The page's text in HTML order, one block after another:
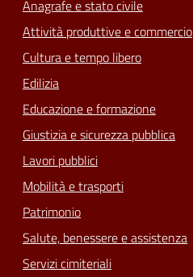
Anagrafe e stato civile
Attività produttive e commercio
Cultura e tempo libero
Edilizia
Educazione e formazione
Giustizia e sicurezza pubblica
Lavori pubblici
Mobilità e trasporti
Patrimonio
Salute, benessere e assistenza
Servizi cimiteriali